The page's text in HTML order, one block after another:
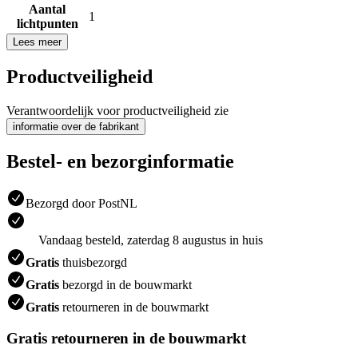
Aantal
lichtpunten
1
Lees meer
Productveiligheid
Verantwoordelijk voor productveiligheid zie
informatie over de fabrikant
Bestel- en bezorginformatie
Bezorgd door PostNL
Vandaag besteld, zaterdag 8 augustus in huis
Gratis thuisbezorgd
Gratis bezorgd in de bouwmarkt
Gratis retourneren in de bouwmarkt
Gratis retourneren in de bouwmarkt